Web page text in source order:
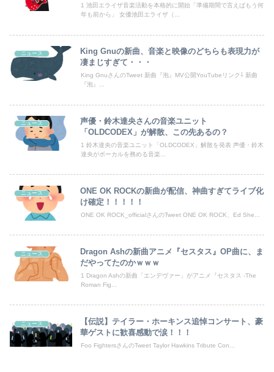
【悲報】週間少年ジャンプの「グッズ(43億円分)」を注文し全てキャンセルした女逮捕ｗｗｗｗｗｗｗｗ
海外「世界で日本を死守するぞ！」 日本の消防署を訪れたちびっ子集団が世界をメロメロに
【話題】河内長野市で警官が包丁男を射殺した場面のモザ無し映像が公開される。
【朗報】むちむち女子バレー選手さん、脱いでしまう💕
「人間と獣人が共存する社会」を描いた深夜アニメに喫煙、違法薬物の連想シーンも…視聴者批判でBPO議論
1 池田エライザ音楽活動を本格的に開始「準備期間で言えばもう何
年も前から」 女優池田エライザ（...
ニュース
King Gnuの新曲、音楽と映像のどちらも表現力が
凄まじすぎて・・・
King GnuさんのTweet 新曲『泡』MV公開YouTubeリンク⇩ 新曲
『泡』...
ニュース
声優・鈴木達央さんの音楽ユニット
「OLDCODEX」が解散、この先あるの？
1 鈴木達央の音楽ユニット「OLDCODEX」解散を発表 声優・鈴木
達央がボーカルを務める音楽...
ニュース
ONE OK ROCKの新曲が配信、神曲すぎてライブ化
け確定！！！！！
ONE OK ROCK_officialさんのTweet ONE OK ROCK、Ed She...
ニュース
Dragon Ashの新曲アニメ『セスタス』OP曲に、ま
だやってたのかｗｗｗ
1 Dragon Ashの新曲「エンデヴァー」がアニメ『セスタス -The
Roman Fig...
ニュース
【伝説】テイラー・ホーキンス追悼コンサート、豪
華ゲストに歓喜感動で涙！！！
Foo FightersさんのTweet Taylor Hawkins Tribute Con...